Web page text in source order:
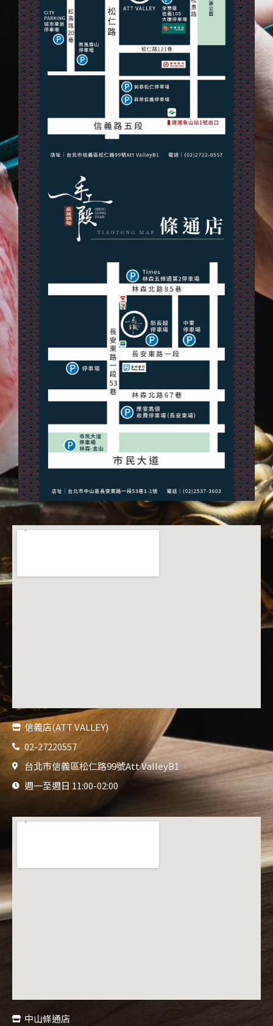
信義店(ATT VALLEY)
02-27220557
台北市信義區松仁路99號Att ValleyB1
週一至週日 11:00-02:00
中山條通店